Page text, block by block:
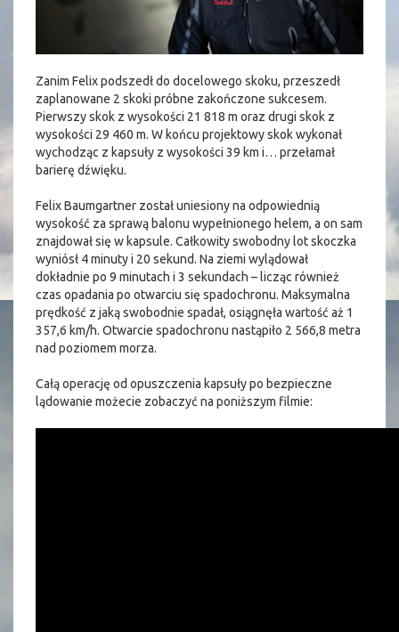
Zanim Felix podszedł do docelowego skoku, przeszedł
zaplanowane 2 skoki próbne zakończone sukcesem.
Pierwszy skok z wysokości 21 818 m oraz drugi skok z
wysokości 29 460 m. W końcu projektowy skok wykonał
wychodząc z kapsuły z wysokości 39 km i… przełamał
barierę dźwięku.
Felix Baumgartner został uniesiony na odpowiednią
wysokość za sprawą balonu wypełnionego helem, a on sam
znajdował się w kapsule. Całkowity swobodny lot skoczka
wyniósł 4 minuty i 20 sekund. Na ziemi wylądował
dokładnie po 9 minutach i 3 sekundach – licząc również
czas opadania po otwarciu się spadochronu. Maksymalna
prędkość z jaką swobodnie spadał, osiągnęła wartość aż 1
357,6 km/h. Otwarcie spadochronu nastąpiło 2 566,8 metra
nad poziomem morza.
Całą operację od opuszczenia kapsuły po bezpieczne
lądowanie możecie zobaczyć na poniższym filmie: